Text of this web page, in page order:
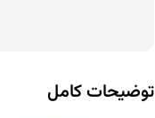
توضیحات کامل